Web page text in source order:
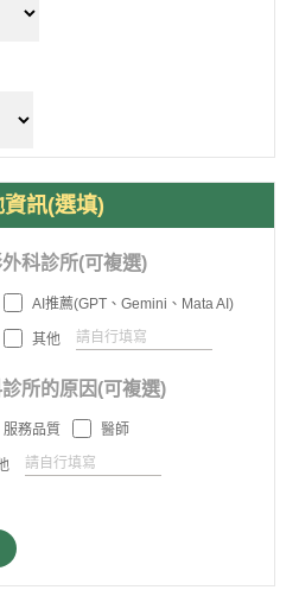
資訊(選填)
科診所(可複選)
AI推薦(GPT、Gemini、Mata AI)
其他
所的原因(可複選)
服務品質 醫師